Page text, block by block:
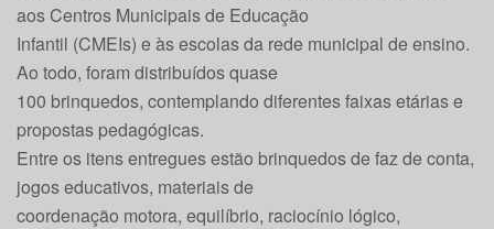
aos Centros Municipais de Educação
Infantil (CMEIs) e às escolas da rede municipal de ensino.
Ao todo, foram distribuídos quase
100 brinquedos, contemplando diferentes faixas etárias e
propostas pedagógicas.
Entre os itens entregues estão brinquedos de faz de conta,
jogos educativos, materiais de
coordenação motora, equilíbrio, raciocínio lógico,